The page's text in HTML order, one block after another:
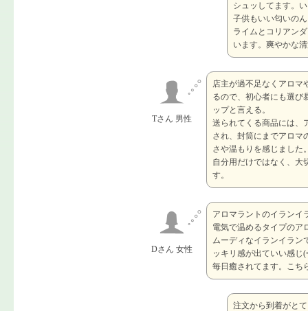
シュッしてます。
子供もいい匂いの
ライムとコリアン
います。爽やかな
Tさん 男性
店主が過不足なくアロマ
るので、初心者にも選び
ップと言える。
送られてくる商品には、
され、封筒にまでアロマ
さや温もりを感じました
自分用だけではなく、大
す。
Dさん 女性
アロマラントのイランイ
電気で温めるタイプのア
ムーディなイランイラン
ッキリ感が出ていい感じ
毎日癒されてます。こち
注文から到着がと